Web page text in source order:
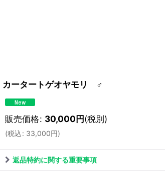
カータートゲオヤモリ ♂
販売価格: 30,000円(税別)
(税込: 33,000円)
返品特約に関する重要事項